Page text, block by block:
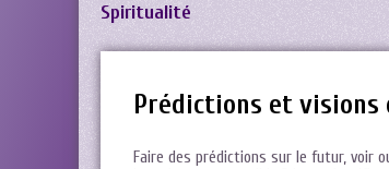
Spiritualité
Prédictions et visions
Faire des prédictions sur le futur, voir